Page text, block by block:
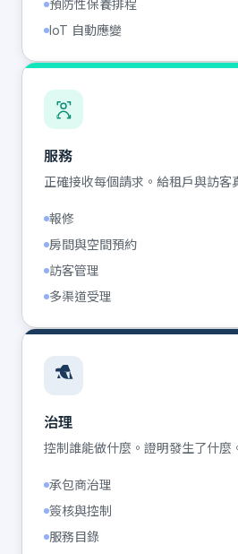
預防性保養排程
IoT 自動應變
服務
正確接收每個請求。給租戶與訪客
報修
房間與空間預約
訪客管理
多渠道受理
治理
控制誰能做什麼。證明發生了什麼
承包商治理
簽核與控制
服務目錄